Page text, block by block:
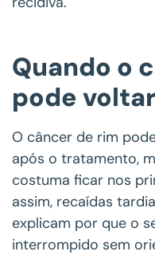
Quando o
pode
O câncer de rim
após o tratamento,
costuma ficar nos
assim, recaídas
explicam por que o
interrompido sem